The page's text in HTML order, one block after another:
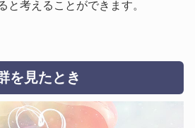
と考えることができます。
を見たとき